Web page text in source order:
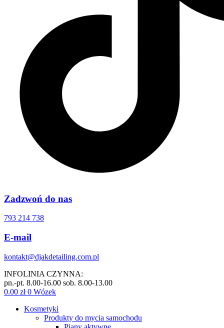
Zadzwoń do nas
793 214 738
E-mail
kontakt@djakdetailing.com.pl
INFOLINIA CZYNNA:
pn.-pt. 8.00-16.00 sob. 8.00-13.00
0.00 zł 0 Wózek
Kosmetyki
Produkty do mycia samochodu